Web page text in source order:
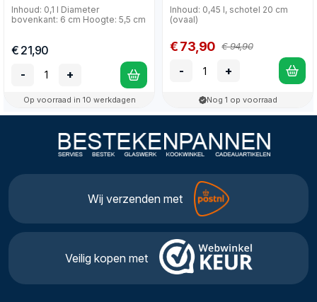
Inhoud: 0,1 l Diameter
bovenkant: 6 cm Hoogte: 5,5 cm
€ 21,90
-
+
Op voorraad in 10 werkdagen
Inhoud: 0,45 l, schotel 20 cm
(ovaal)
€ 73,90 € 94,90
- +
Nog 1 op voorraad
Wij verzenden met
Veilig kopen met